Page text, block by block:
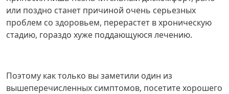
или поздно станет причиной очень серьезных
проблем со здоровьем, перерастет в хроническую
стадию, гораздо хуже поддающуюся лечению.
Поэтому как только вы заметили один из
вышеперечисленных симптомов, посетите хорошего